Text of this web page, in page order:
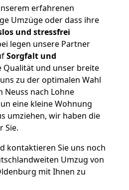
erfahrenen
Umzüge oder dass ihre
und stressfrei
legen unsere Partner
Sorgfalt und
Qualität und unser breite
zu der optimalen Wahl
nach Lohne
eine kleine Wohnung
umziehen, wir haben die
Sie.
kontaktieren Sie uns noch
Umzug von
mit Ihnen zu